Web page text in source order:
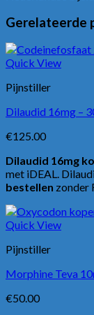
Gerelateerde
Quick View
Pijnstiller
Dilaudid 16mg –
€125.00
Dilaudid 16mg
met iDEAL.
bestellen zonder
Quick View
Pijnstiller
Morphine Teva
€50.00